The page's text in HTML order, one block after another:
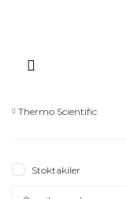
Thermo Scientific
Stoktakiler